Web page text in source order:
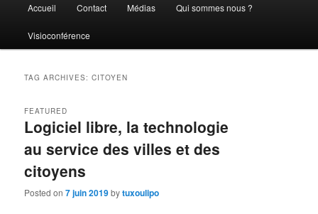
Accueil Contact Médias Qui sommes nous ?
Visioconférence
TAG ARCHIVES:CITOYEN
Logiciel libre, la technologie
au service des villes et des
citoyens
FEATURED
Posted on7 juin 2019bytuxoulipo